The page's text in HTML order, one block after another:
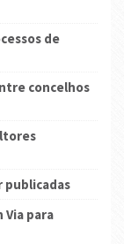
de
concelhos
publicadas
Via para